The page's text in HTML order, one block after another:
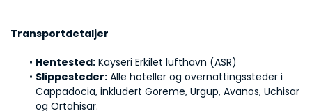
Transportdetaljer
Hentested: Kayseri Erkilet lufthavn (ASR)
Slippesteder: Alle hoteller og overnattingssteder i
Cappadocia, inkludert Goreme, Urgup, Avanos, Uchisar
og Ortahisar.